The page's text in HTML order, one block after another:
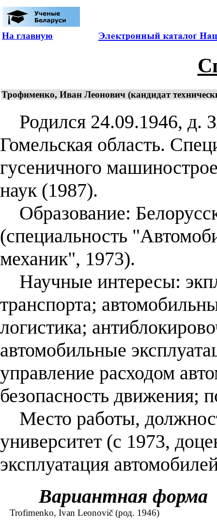
На главную
Трофименко, Иван Леонович (кандидат
Родился 24.09.1946, д.
Гомельская область.
гусеничного
наук (1987).
Образование:
(специальность
механик", 1973).
Научные интересы:
транспорта;
логистика;
автомобильные
управление расходом
безопасность движения;
Место работы,
университет (с 1973,
эксплуатация
Вариантная форма
Trofimenko, Ivan Leonovič (род. 1946)